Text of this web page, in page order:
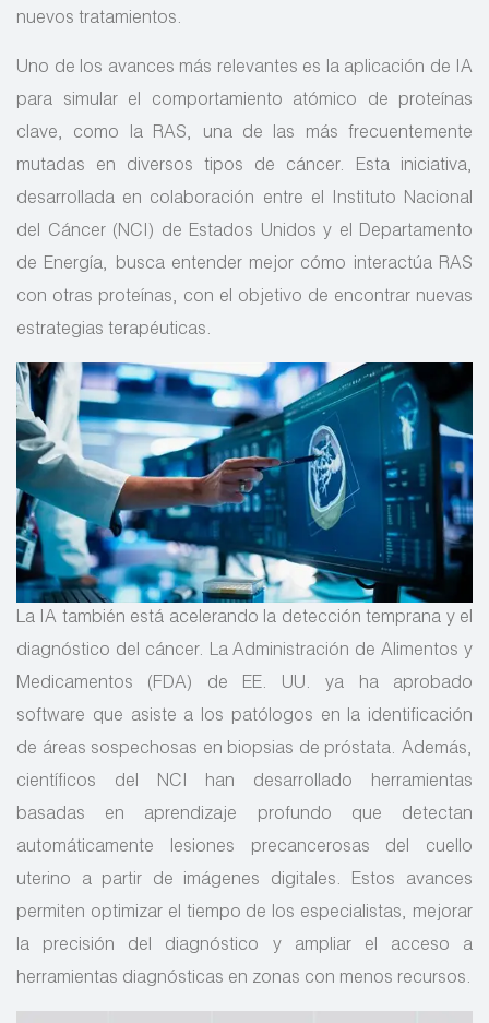
nuevos tratamientos.
Uno de los avances más relevantes es la aplicación de IA
para simular el comportamiento atómico de proteínas
clave, como la RAS, una de las más frecuentemente
mutadas en diversos tipos de cáncer. Esta iniciativa,
desarrollada en colaboración entre el Instituto Nacional
del Cáncer (NCI) de Estados Unidos y el Departamento
de Energía, busca entender mejor cómo interactúa RAS
con otras proteínas, con el objetivo de encontrar nuevas
estrategias terapéuticas.
La IA también está acelerando la detección temprana y el
diagnóstico del cáncer. La Administración de Alimentos y
Medicamentos (FDA) de EE. UU. ya ha aprobado
software que asiste a los patólogos en la identificación
de áreas sospechosas en biopsias de próstata. Además,
científicos del NCI han desarrollado herramientas
basadas en aprendizaje profundo que detectan
automáticamente lesiones precancerosas del cuello
uterino a partir de imágenes digitales. Estos avances
permiten optimizar el tiempo de los especialistas, mejorar
la precisión del diagnóstico y ampliar el acceso a
herramientas diagnósticas en zonas con menos recursos.